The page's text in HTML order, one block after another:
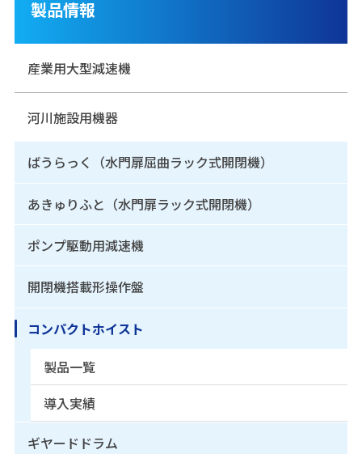
製品情報
産業用大型減速機
河川施設用機器
ばうらっく（水門扉屈曲ラック式開閉機）
あきゅりふと（水門扉ラック式開閉機）
ポンプ駆動用減速機
開閉機搭載形操作盤
コンパクトホイスト
製品一覧
導入実績
ギヤードドラム